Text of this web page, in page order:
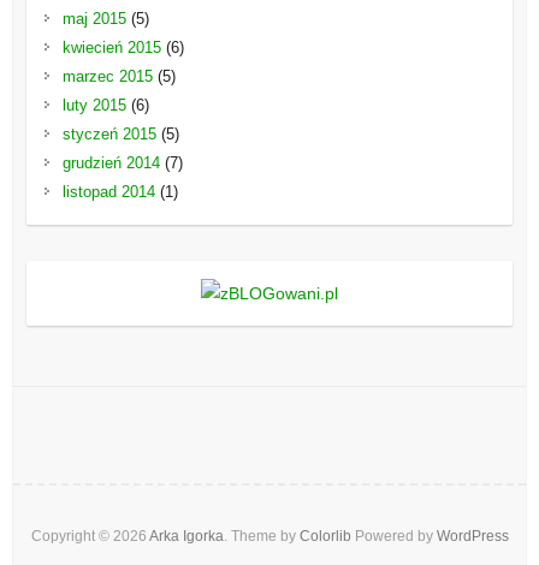
maj 2015(5)
kwiecień 2015(6)
marzec 2015(5)
luty 2015(6)
styczeń 2015(5)
grudzień 2014(7)
listopad 2014(1)
Copyright © 2026 Arka Igorka . Theme by Colorlib Powered by WordPress